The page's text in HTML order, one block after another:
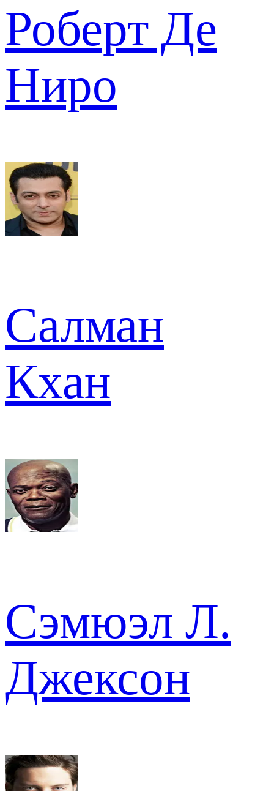
Роберт Де
Ниро
Салман
Кхан
Сэмюэл Л.
Джексон